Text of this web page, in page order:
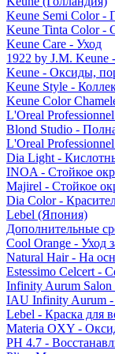
Keune Semi Color -
Keune Tinta Color -
Keune Care - Уход
1922 by J.M.
Keune - Оксиды,
Keune Style -
Keune Color
L'Oreal
Blond Studio -
L'Oreal
Dia Light -
INOA - Стойкое
Majirel - Стойкое
Dia Color -
Lebel (Япония)
Дополнительные
Cool Orange - Уход
Natural Hair - На
Estessimo Celcert -
Infinity Aurum
IAU Infinity Aurum
Lebel - Краска для
Materia OXY -
PH 4.7 -